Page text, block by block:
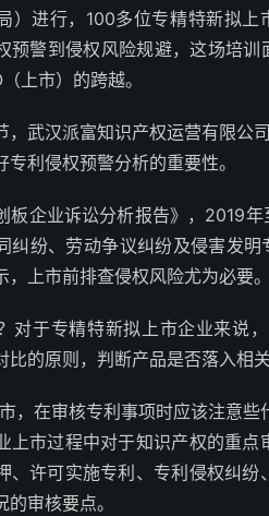
）进行，100多位专精特新拟
预警到侵权风险规避，这场培
上市）的跨越。
，武汉派富知识产权运营有限公
利侵权预警分析的重要性。
板企业诉讼分析报告》，2019
纠纷、劳动争议纠纷及侵害发
，上市前排查侵权风险尤为必要。
对于专精特新拟上市企业来说
比的原则，判断产品是否落入相
，在审核专利事项时应该注意
上市过程中对于知识产权的重
、许可实施专利、专利侵权纠
审核要点。